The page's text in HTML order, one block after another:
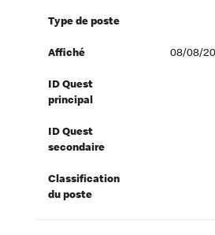
Type de poste
Affiché 08/08/
ID Quest
principal
ID Quest
secondaire
Classification
du poste